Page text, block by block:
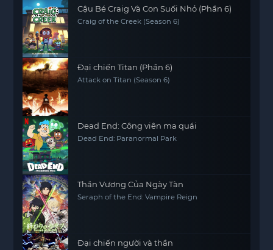
Cậu Bé Craig Và Con Suối Nhỏ (Phần 6)
Craig of the Creek (Season 6)
Đại chiến Titan (Phần 6)
Attack on Titan (Season 6)
Dead End: Công viên ma quái
Dead End: Paranormal Park
Thần Vương Của Ngày Tàn
Seraph of the End: Vampire Reign
Đại chiến người và thần